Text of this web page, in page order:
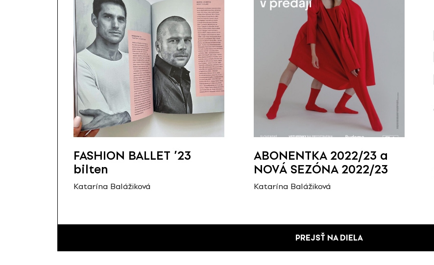
FASHION BALLET ’23
bilten
Katarína Balážiková
ABONENTKA 2022/23 a
NOVÁ SEZÓNA 2022/23
Katarína Balážiková
PREJSŤ NA DIELA